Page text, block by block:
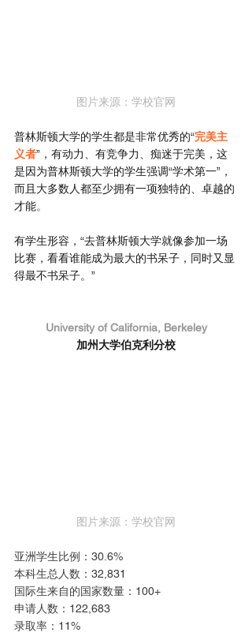
图片来源：学校官网
普林斯顿大学的学生都是非常优秀的“完美主
义者”，有动力、有竞争力、痴迷于完美，这
是因为普林斯顿大学的学生强调“学术第一”，
而且大多数人都至少拥有一项独特的、卓越的
才能。
有学生形容，“去普林斯顿大学就像参加一场
比赛，看看谁能成为最大的书呆子，同时又显
得最不书呆子。”
University of California, Berkeley
加州大学伯克利分校
图片来源：学校官网
亚洲学生比例：30.6%
本科生总人数：32,831
国际生来自的国家数量：100+
申请人数：122,683
录取率：11%